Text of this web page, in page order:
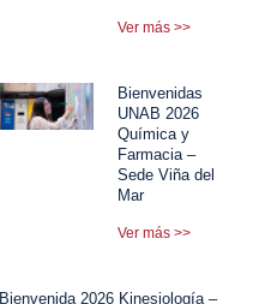
Ver más >>
Bienvenidas
UNAB 2026
Química y
Farmacia –
Sede Viña del
Mar
Ver más >>
Bienvenida 2026 Kinesiología –